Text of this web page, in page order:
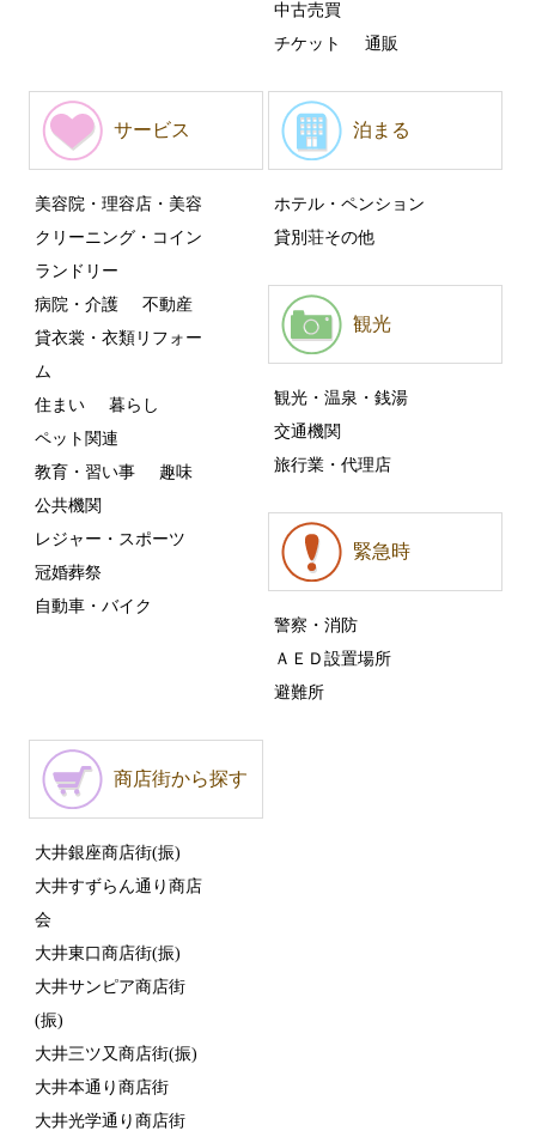
中古売買
チケット
通販
サービス
美容院・理容店・美容
クリーニング・コイン
ランドリー
病院・介護
不動産
貸衣裳・衣類リフォー
ム
住まい
暮らし
ペット関連
教育・習い事
趣味
公共機関
レジャー・スポーツ
冠婚葬祭
自動車・バイク
泊まる
ホテル・ペンション
貸別荘その他
観光
観光・温泉・銭湯
交通機関
旅行業・代理店
緊急時
警察・消防
ＡＥＤ設置場所
避難所
商店街から探す
大井銀座商店街(振)
大井すずらん通り商店
会
大井東口商店街(振)
大井サンピア商店街
(振)
大井三ツ又商店街(振)
大井本通り商店街
大井光学通り商店街